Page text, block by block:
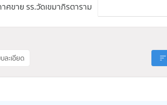
าศขาย รร.วัดเขมาภิรตาราม
ละเอียด